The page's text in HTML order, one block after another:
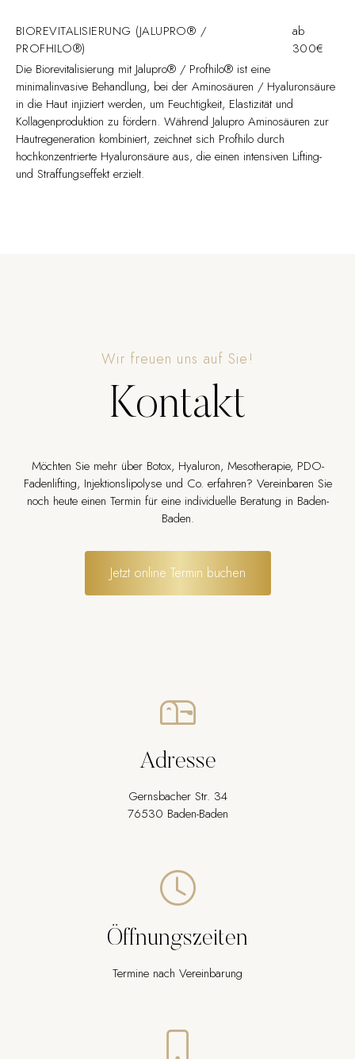
BIOREVITALISIERUNG (JALUPRO® /
PROFHILO®)
ab
300€
Die Biorevitalisierung mit Jalupro® / Profhilo® ist eine
minimalinvasive Behandlung, bei der Aminosäuren / Hyaluronsäure
in die Haut injiziert werden, um Feuchtigkeit, Elastizität und
Kollagenproduktion zu fördern. Während Jalupro Aminosäuren zur
Hautregeneration kombiniert, zeichnet sich Profhilo durch
hochkonzentrierte Hyaluronsäure aus, die einen intensiven Lifting-
und Straffungseffekt erzielt.
Wir freuen uns auf Sie!
Kontakt
Möchten Sie mehr über Botox, Hyaluron, Mesotherapie, PDO-
Fadenlifting, Injektionslipolyse und Co. erfahren? Vereinbaren Sie
noch heute einen Termin für eine individuelle Beratung in Baden-
Baden.
Jetzt online Termin buchen
Adresse
Gernsbacher Str. 34
76530 Baden-Baden
Öffnungszeiten
Termine nach Vereinbarung